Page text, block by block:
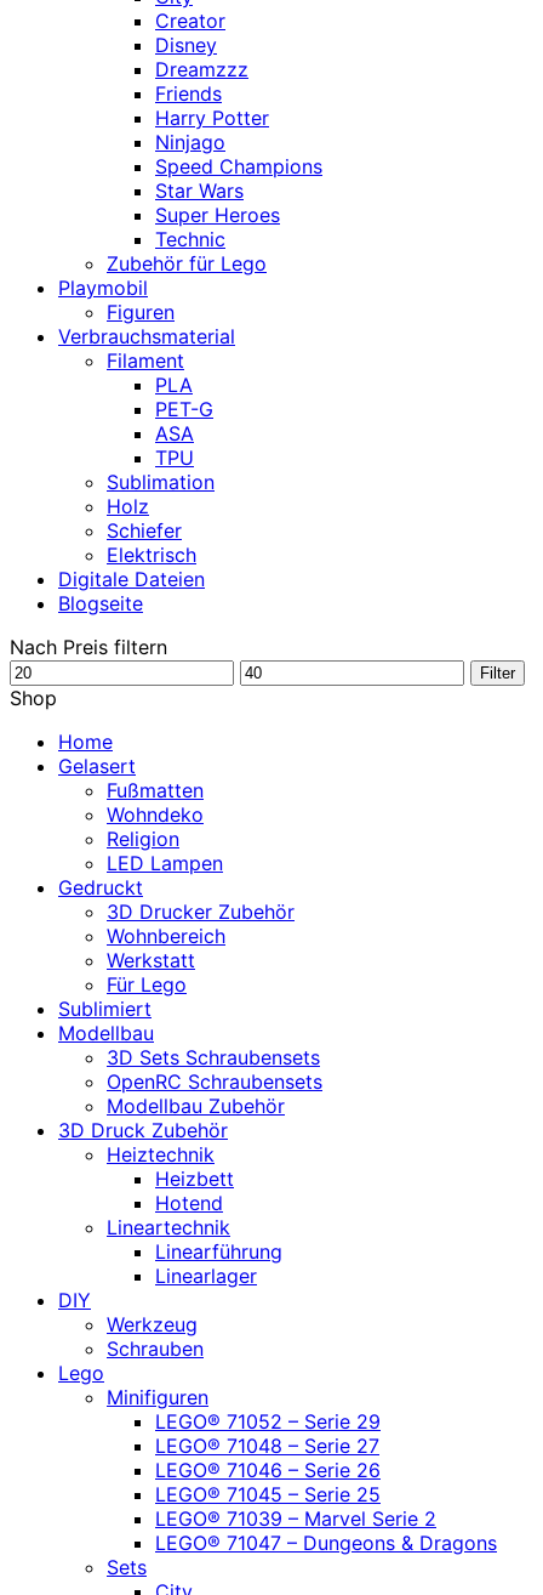
Creator
Disney
Dreamzzz
Friends
Harry Potter
Ninjago
Speed Champions
Star Wars
Super Heroes
Technic
Zubehör für Lego
Playmobil
Figuren
Verbrauchsmaterial
Filament
PLA
PET-G
ASA
TPU
Sublimation
Holz
Schiefer
Elektrisch
Digitale Dateien
Blogseite
Nach Preis filtern
Min.
Preis
Max.
Filter
Shop
Home
Gelasert
Fußmatten
Wohndeko
Religion
LED Lampen
Gedruckt
3D Drucker Zubehör
Wohnbereich
Werkstatt
Für Lego
Sublimiert
Modellbau
3D Sets Schraubensets
OpenRC Schraubensets
Modellbau Zubehör
3D Druck Zubehör
Heiztechnik
Heizbett
Hotend
Lineartechnik
Linearführung
Linearlager
DIY
Werkzeug
Schrauben
Lego
Minifiguren
LEGO® 71052 – Serie 29
LEGO® 71048 – Serie 27
LEGO® 71046 – Serie 26
LEGO® 71045 – Serie 25
LEGO® 71039 – Marvel Serie 2
LEGO® 71047 – Dungeons & Dragons
Sets